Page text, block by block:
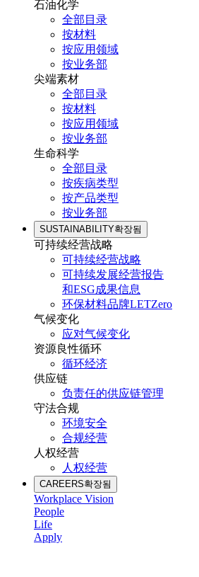
石油化学
全部目录
按材料
按应用领域
按业务部
尖端素材
全部目录
按材料
按应用领域
按业务部
生命科学
全部目录
按疾病类型
按产品类型
按业务部
SUSTAINABILITY확장됨
可持续经营战略
可持续经营战略
可持续发展经营报告
和ESG成果信息
环保材料品牌LETZero
气候变化
应对气候变化
资源良性循环
循环经济
供应链
负责任的供应链管理
守法合规
环境安全
合规经营
人权经营
人权经营
CAREERS확장됨
Workplace Vision
People
Life
Apply